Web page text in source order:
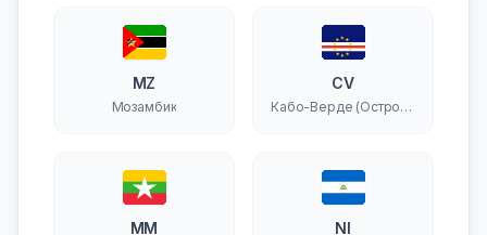
MZ
Мозамбик
CV
Кабо-Верде (Острова
MM NI